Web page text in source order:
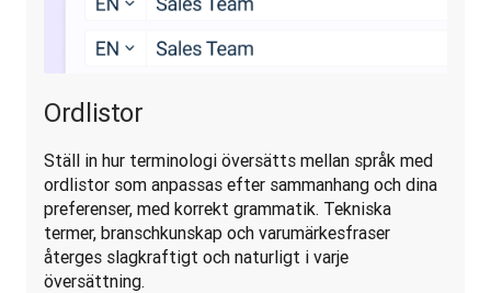
Ordlistor
Ställ in hur terminologi översätts mellan språk med
ordlistor som anpassas efter sammanhang och dina
preferenser, med korrekt grammatik. Tekniska
termer, branschkunskap och varumärkesfraser
återges slagkraftigt och naturligt i varje
översättning.